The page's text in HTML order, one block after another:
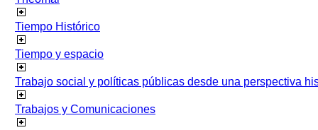
Tiempo Histórico
Tiempo y espacio
Trabajo social y políticas públicas desde una perspectiva
Trabajos y Comunicaciones